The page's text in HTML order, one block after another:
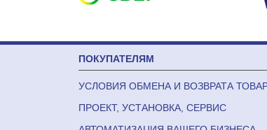
ПОКУПАТЕЛЯМ
УСЛОВИЯ ОБМЕНА И ВОЗВРАТА
ПРОЕКТ, УСТАНОВКА, СЕРВИС